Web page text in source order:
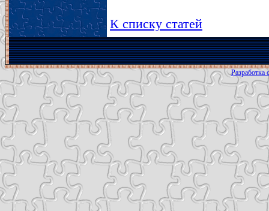
К списку статей
Разработка